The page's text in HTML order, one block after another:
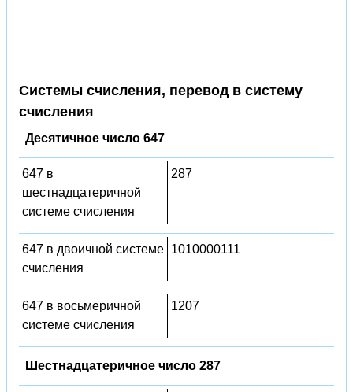
Системы счисления, перевод в систему
счисления
Десятичное число 647
647 в
шестнадцатеричной
системе счисления
287
647 в двоичной системе
счисления
1010000111
647 в восьмеричной
системе счисления
1207
Шестнадцатеричное число 287